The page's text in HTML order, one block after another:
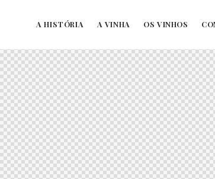
A HISTÓRIA A VINHA OS VINHOS